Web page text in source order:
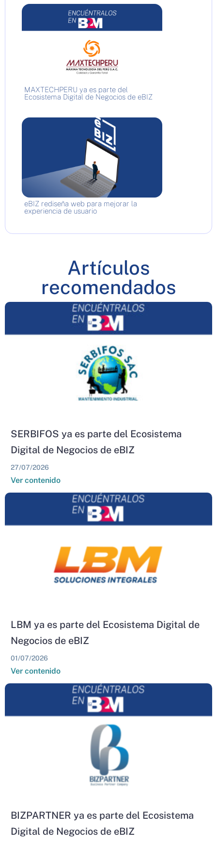
MAXTECHPERU ya es parte del
Ecosistema Digital de Negocios de eBIZ
eBIZ rediseña web para mejorar la
experiencia de usuario
Artículos
recomendados
SERBIFOS ya es parte del Ecosistema
Digital de Negocios de eBIZ
27/07/2026
Ver contenido
LBM ya es parte del Ecosistema Digital de
Negocios de eBIZ
01/07/2026
Ver contenido
BIZPARTNER ya es parte del Ecosistema
Digital de Negocios de eBIZ